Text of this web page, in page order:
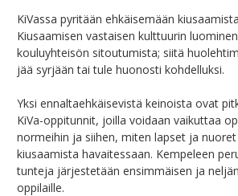
KiVassa pyritään ehkäisemään
Kiusaamisen vastaisen kulttuurin
kouluyhteisön sitoutumista; siitä
jää syrjään tai tule huonosti kohdelluksi.
Yksi ennaltaehkäisevistä keinoista ovat
KiVa-oppitunnit, joilla voidaan vaikuttaa
normeihin ja siihen, miten lapset ja
kiusaamista havaitessaan. Kempeleen
tunteja järjestetään ensimmäisen ja
oppilaille.